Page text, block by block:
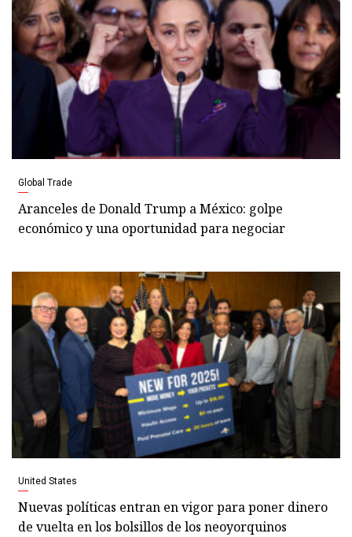
Global Trade
Aranceles de Donald Trump a México: golpe
económico y una oportunidad para negociar
United States
Nuevas políticas entran en vigor para poner dinero
de vuelta en los bolsillos de los neoyorquinos